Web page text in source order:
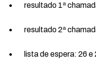
resultado 1ª
resultado 2ª
lista de espera: 26